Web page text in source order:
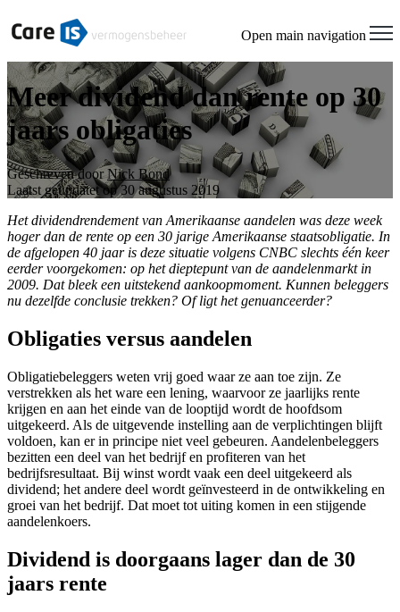
Open main navigation
Meer dividend dan rente op 30
jaars obligaties
Geschreven doorNick Bond
Laatst geüpdatet op 30 augustus 2019
Het dividendrendement van Amerikaanse aandelen was deze week
hoger dan de rente op een 30 jarige Amerikaanse staatsobligatie. In
de afgelopen 40 jaar is deze situatie volgens CNBC slechts één keer
eerder voorgekomen: op het dieptepunt van de aandelenmarkt in
2009. Dat bleek een uitstekend aankoopmoment. Kunnen beleggers
nu dezelfde conclusie trekken? Of ligt het genuanceerder?
Obligaties versus aandelen
Obligatiebeleggers weten vrij goed waar ze aan toe zijn. Ze
verstrekken als het ware een lening, waarvoor ze jaarlijks rente
krijgen en aan het einde van de looptijd wordt de hoofdsom
uitgekeerd. Als de uitgevende instelling aan de verplichtingen blijft
voldoen, kan er in principe niet veel gebeuren. Aandelenbeleggers
bezitten een deel van het bedrijf en profiteren van het
bedrijfsresultaat. Bij winst wordt vaak een deel uitgekeerd als
dividend; het andere deel wordt geïnvesteerd in de ontwikkeling en
groei van het bedrijf. Dat moet tot uiting komen in een stijgende
aandelenkoers.
Dividend is doorgaans lager dan de 30
jaars rente